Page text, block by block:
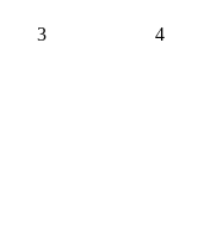
3
4